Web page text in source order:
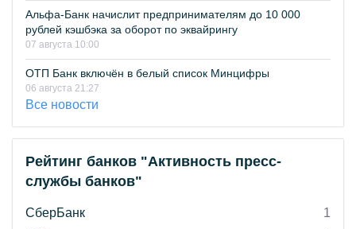
Альфа-Банк начислит предпринимателям до 10 000
рублей кэшбэка за оборот по эквайрингу
07 августа 10:00
ОТП Банк включён в белый список Минцифры
06 августа 21:27
Все новости
Рейтинг банков "Активность пресс-
службы банков"
СберБанк
1